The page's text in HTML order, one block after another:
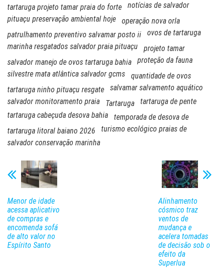
tartaruga projeto tamar praia do forte
notícias de salvador
pituaçu preservação ambiental hoje
operação nova orla
patrulhamento preventivo salvamar posto ii
ovos de tartaruga
marinha resgatados salvador praia pituaçu
projeto tamar
salvador manejo de ovos tartaruga bahia
proteção da fauna
silvestre mata atlântica salvador gcms
quantidade de ovos
tartaruga ninho pituaçu resgate
salvamar salvamento aquático
salvador monitoramento praia
Tartaruga
tartaruga de pente
tartaruga cabeçuda desova bahia
temporada de desova de
tartaruga litoral baiano 2026
turismo ecológico praias de
salvador conservação marinha
Menor de idade
acessa aplicativo
de compras e
encomenda sofá
de alto valor no
Espírito Santo
Alinhamento
cósmico traz
ventos de
mudança e
acelera tomadas
de decisão sob o
efeito da
Superlua